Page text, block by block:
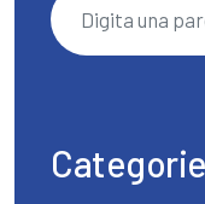
Categorie